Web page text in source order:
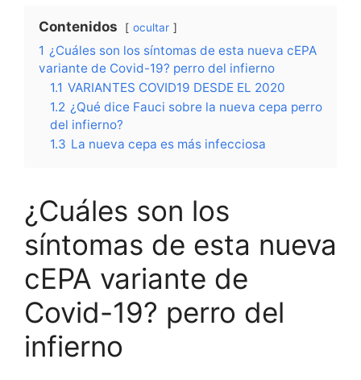
Contenidos ocultar
1 ¿Cuáles son los síntomas de esta nueva cEPA
variante de Covid-19? perro del infierno
1.1 VARIANTES COVID19 DESDE EL 2020
1.2 ¿Qué dice Fauci sobre la nueva cepa perro
del infierno?
1.3 La nueva cepa es más infecciosa
¿Cuáles son los
síntomas de esta nueva
cEPA variante de
Covid-19? perro del
infierno